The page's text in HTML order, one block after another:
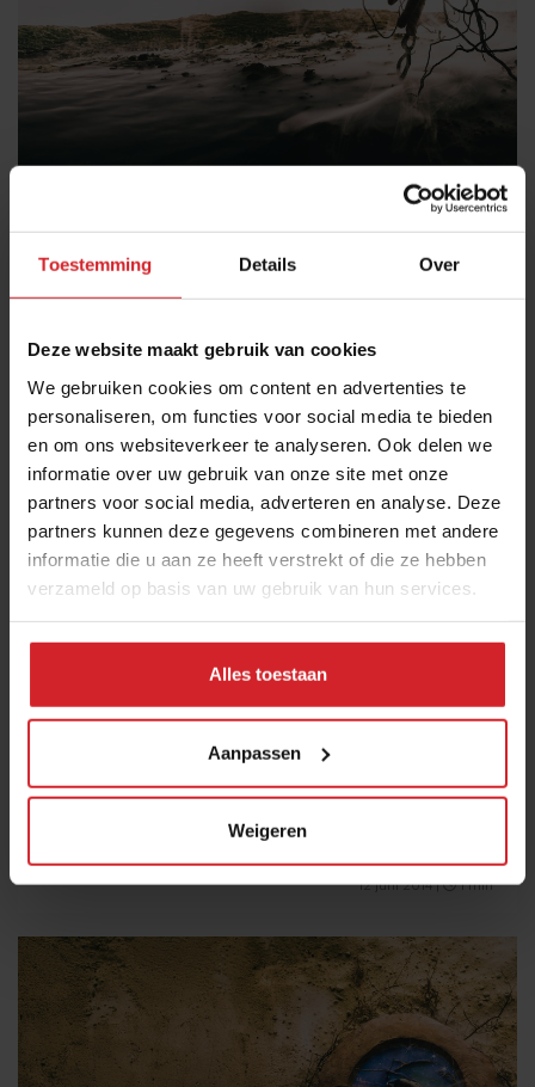
Toestemming Details Over
Deze website maakt gebruik van cookies
We gebruiken cookies om content en advertenties te
personaliseren, om functies voor social media te bieden
en om ons websiteverkeer te analyseren. Ook delen we
informatie over uw gebruik van onze site met onze
partners voor social media, adverteren en analyse. Deze
partners kunnen deze gegevens combineren met andere
informatie die u aan ze heeft verstrekt of die ze hebben
verzameld op basis van uw gebruik van hun services.
Alles toestaan
Aanpassen
Weigeren
14 juni 2014
12 juni 2014| 1 min